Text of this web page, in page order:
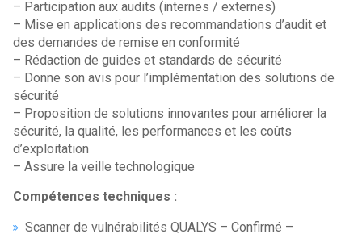
– Participation aux audits (internes / externes)
– Mise en applications des recommandations d’audit et
des demandes de remise en conformité
– Rédaction de guides et standards de sécurité
– Donne son avis pour l’implémentation des solutions de
sécurité
– Proposition de solutions innovantes pour améliorer la
sécurité, la qualité, les performances et les coûts
d’exploitation
– Assure la veille technologique
Compétences techniques :
Scanner de vulnérabilités QUALYS – Confirmé –